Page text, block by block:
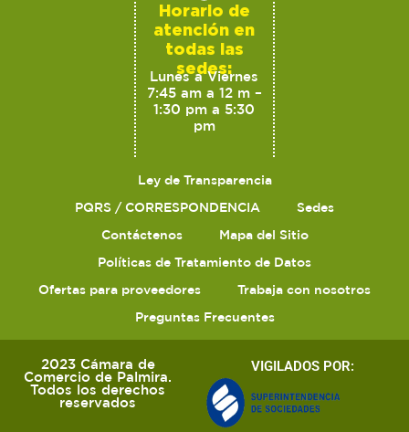
Horario de
atención en
todas las
sedes:
Lunes a Viernes
7:45 am a 12 m –
1:30 pm a 5:30
pm
Ley de Transparencia
PQRS / CORRESPONDENCIA
Sedes
Contáctenos
Mapa del Sitio
Políticas de Tratamiento de Datos
Ofertas para proveedores
Trabaja con nosotros
Preguntas Frecuentes
2023 Cámara de
Comercio de Palmira.
Todos los derechos
reservados
VIGILADOS POR: